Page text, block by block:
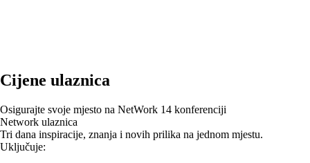
Cijene ulaznica
Osigurajte svoje mjesto na NetWork 14 konferenciji
Network ulaznica
Tri dana inspiracije, znanja i novih prilika na jednom mjestu.
Uključuje: